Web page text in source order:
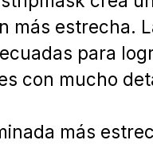
más estrecha.
para
con mucho
más